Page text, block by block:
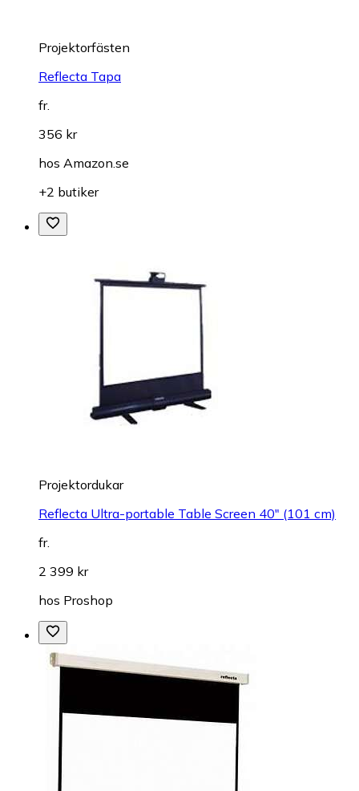
Projektorfästen
Reflecta Tapa
fr.
356 kr
hos Amazon.se
+2 butiker
Projektordukar
Reflecta Ultra-portable Table Screen 40" (101 cm)
fr.
2 399 kr
hos Proshop